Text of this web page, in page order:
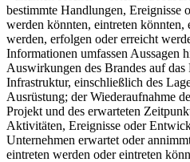
bestimmte Handlungen, Ereignisse
werden könnten, eintreten
werden, erfolgen oder erreicht
Informationen umfassen Aussagen
Auswirkungen des Brandes auf
Infrastruktur, einschließlich des
Ausrüstung; der Wiederaufnahme
Projekt und des erwarteten
Aktivitäten, Ereignisse oder
Unternehmen erwartet oder
eintreten werden oder eintreten